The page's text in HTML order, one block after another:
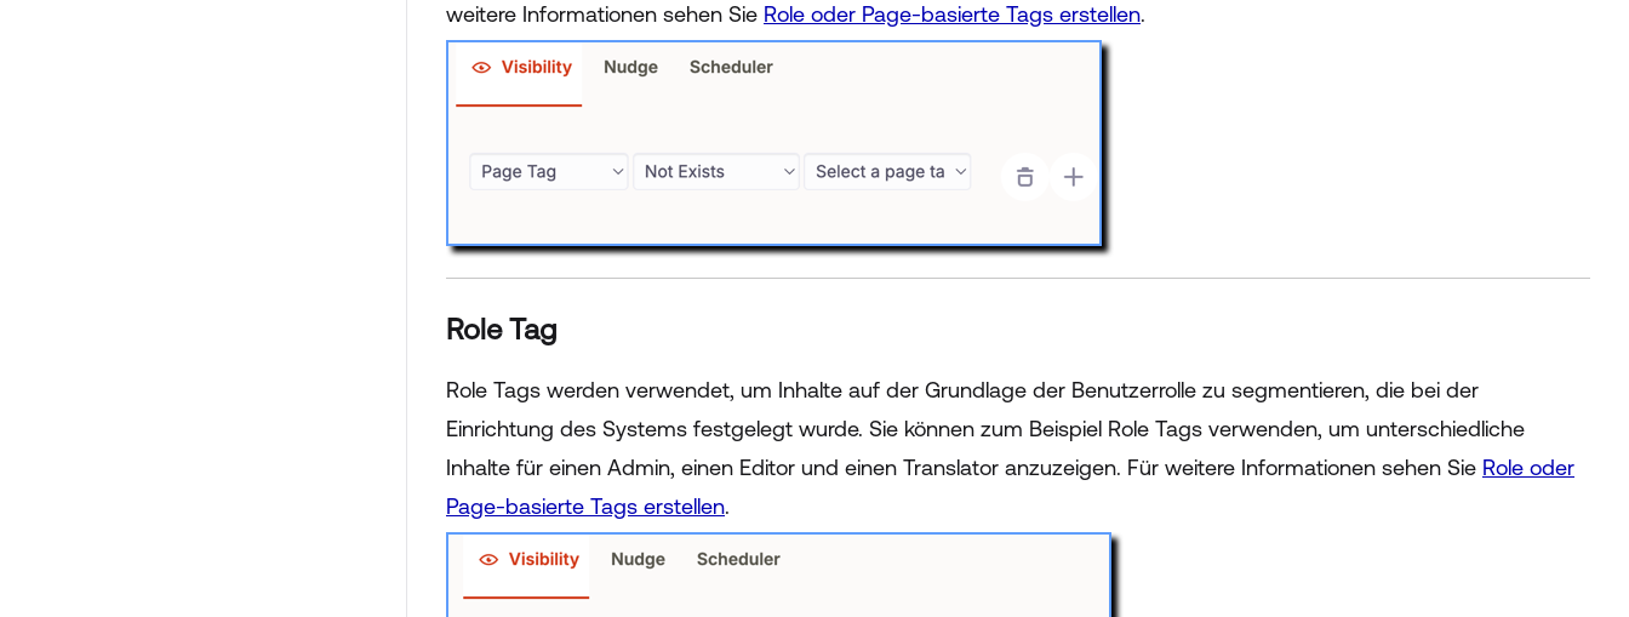
weitere Informationen sehen Sie Role oder Page-basierte Tags erstellen.
Role Tag
Role Tags werden verwendet, um Inhalte auf der Grundlage der Benutzerrolle zu segmentieren, die bei der
Einrichtung des Systems festgelegt wurde. Sie können zum Beispiel Role Tags verwenden, um unterschiedliche
Inhalte für einen Admin, einen Editor und einen Translator anzuzeigen. Für weitere Informationen sehen Sie Role oder
Page-basierte Tags erstellen.